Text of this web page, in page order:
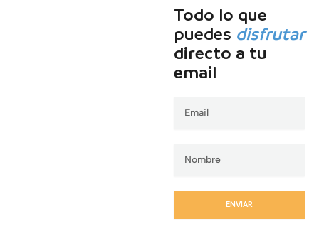
Todo lo que
puedes disfrutar
directo a tu
email
ENVIAR